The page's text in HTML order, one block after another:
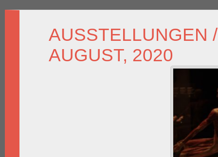
AUSSTELLUNGEN
AUGUST, 2020